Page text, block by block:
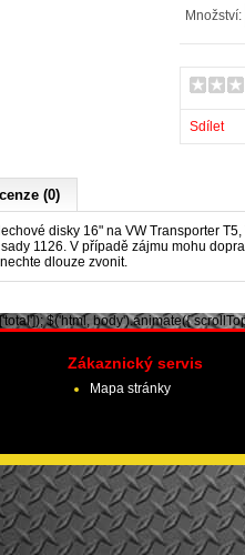
Množství:
Sdílet
(0)
disky 16" na VW Transporter T5,
1126. V případě zájmu mohu
dlouze zvonit.
$('html, body').animate({
Zákaznický servis
Mapa stránky